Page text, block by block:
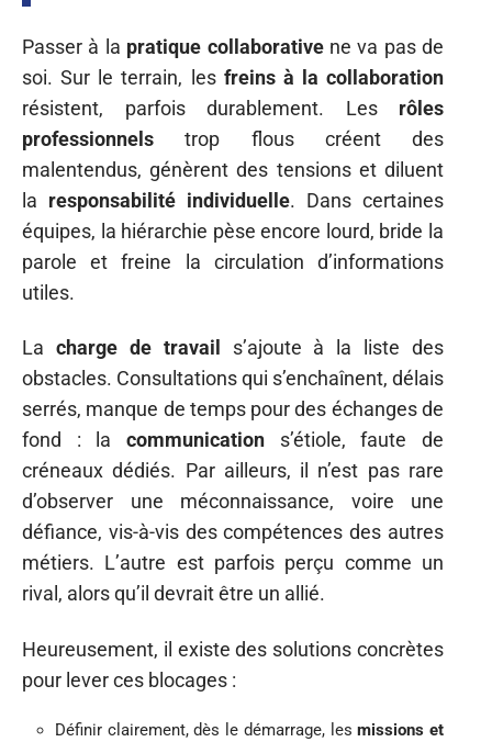
Passer à la pratique collaborativene va pas de
soi. Sur le terrain, les freins à la collaboration
résistent, parfois durablement. Les rôles
professionnels trop flous créent des
malentendus, génèrent des tensions et diluent
la responsabilité individuelle. Dans certaines
équipes, la hiérarchie pèse encore lourd, bride la
parole et freine la circulation d’informations
utiles.
La charge de travail
s’ajoute à la liste des
obstacles. Consultations qui s’enchaînent, délais
serrés, manque de temps pour des échanges de
fond : la communication s’étiole, faute de
créneaux dédiés. Par ailleurs, il n’est pas rare
d’observer une méconnaissance, voire une
défiance, vis-à-vis des compétences des autres
métiers. L’autre est parfois perçu comme un
rival, alors qu’il devrait être un allié.
Heureusement, il existe des solutions concrètes
pour lever ces blocages :
Définir clairement, dès le démarrage, lesmissions et